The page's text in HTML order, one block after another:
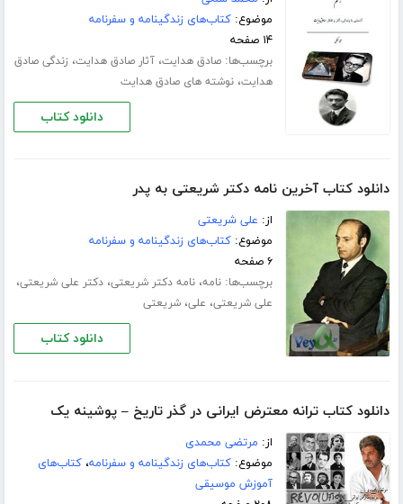
موضوع:کتاب‌های زندگینامه و سفرنامه
۱۴ صفحه
برچسب‌ها:صادق هدایت،آثار صادق هدایت، زندگی صادق
هدایت،نوشته های صادق هدایت
دانلود کتاب
دانلود کتاب آخرین نامه دکتر شریعتی به پدر
از: علی شریعتی
موضوع:کتاب‌های زندگینامه و سفرنامه
۶ صفحه
برچسب‌ها:نامه،نامه دکتر شریعتی،دکتر علی شریعتی،
علی شریعتی، علی،شریعتی
دانلود کتاب
دانلود کتاب ترانه معترض ایرانی در گذر تاریخ – پوشینه یک
از: مرتضی محمدی
موضوع:کتاب‌های زندگینامه و سفرنامه،کتاب‌های
آموزش موسیقی